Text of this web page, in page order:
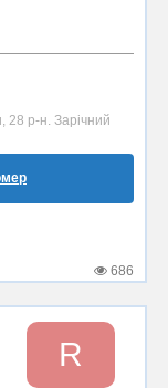
р-н. Зарічний
686
R